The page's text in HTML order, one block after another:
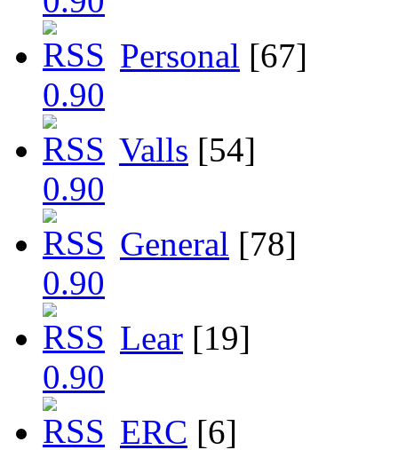
Personal [67]
Valls [54]
General [78]
Lear [19]
ERC [6]